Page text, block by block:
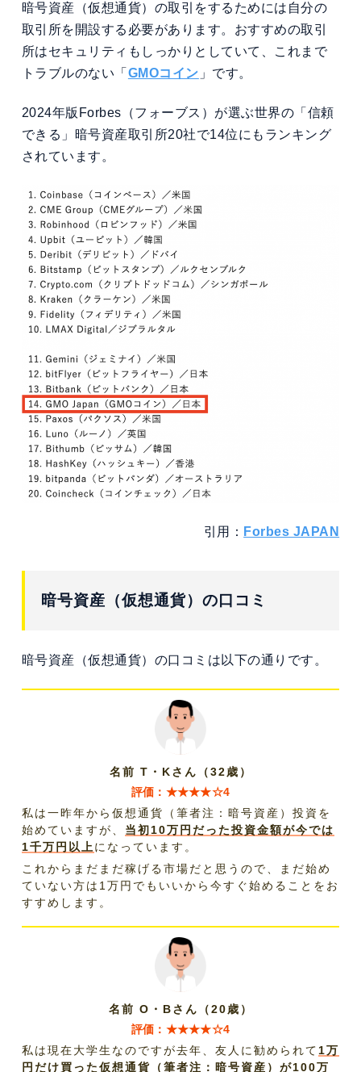
暗号資産（仮想通貨）の取引をするためには自分の
取引所を開設する必要があります。おすすめの取引
所はセキュリティもしっかりとしていて、これまで
トラブルのない「 GMOコイン 」です。
2024年版Forbes（フォーブス）が選ぶ世界の「信頼
できる」暗号資産取引所20社で14位にもランキング
されています。
引用： Forbes JAPAN
暗号資産（仮想通貨）の口コミ
暗号資産（仮想通貨）の口コミは以下の通りです。
名前 T・Kさん（32歳）
評価：★★★★☆4
私は一昨年から仮想通貨（筆者注：暗号資産）投資を
始めていますが、 当初10万円だった投資金額が今では
1千万円以上になっています。
これからまだまだ稼げる市場だと思うので、まだ始め
ていない方は1万円でもいいから今すぐ始めることをお
すすめします。
名前 O・Bさん（20歳）
評価：★★★★☆4
私は現在大学生なのですが去年、友人に勧められて 1万
円だけ買った仮想通貨（筆者注：暗号資産）が100万